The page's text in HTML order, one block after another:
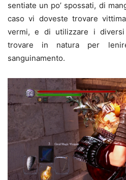
sentiate un po’ spossati, di
caso vi doveste trovare
vermi, e di utilizzare i
trovare in natura per
sanguinamento.